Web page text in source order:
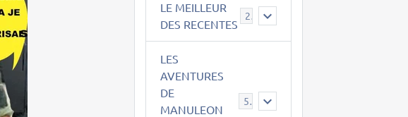
LE MEILLEUR
DES RECENTES
2
LES
AVENTURES
DE
MANULEON
543